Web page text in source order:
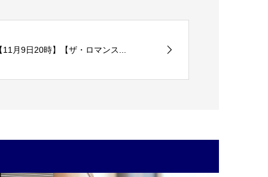
【11月9日20時】【ザ・ロマンス...